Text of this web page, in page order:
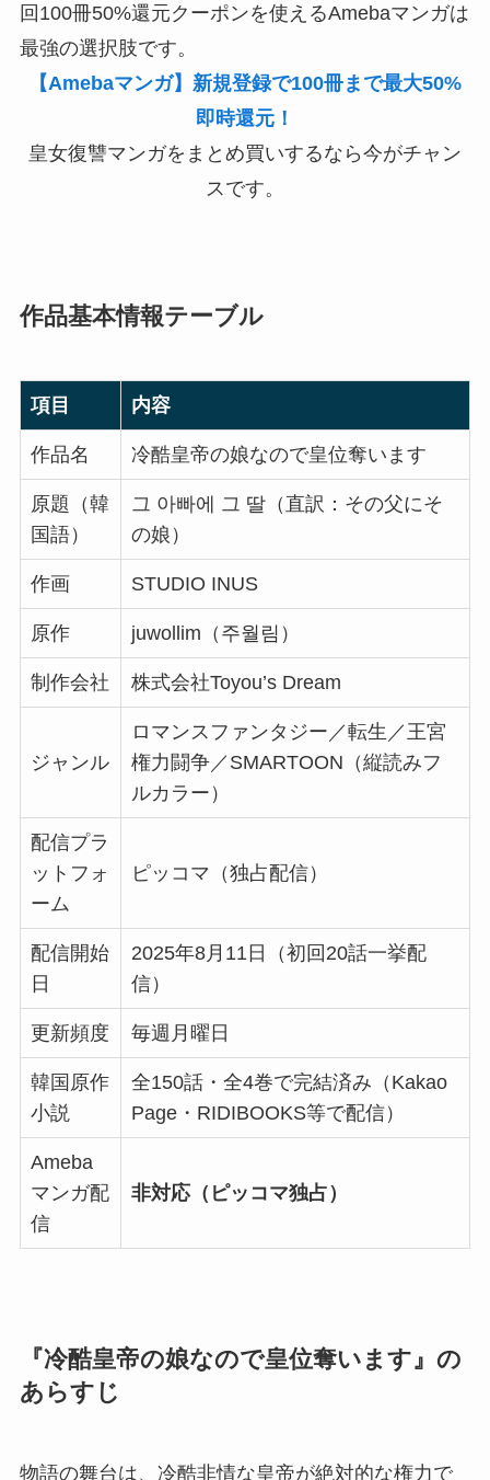
回100冊50%還元クーポンを使えるAmebaマンガは
最強の選択肢です。
【Amebaマンガ】新規登録で100冊まで最大50%
即時還元！
皇女復讐マンガをまとめ買いするなら今がチャン
スです。
作品基本情報テーブル
項目 内容
作品名 冷酷皇帝の娘なので皇位奪います
原題（韓
国語）
그 아빠에 그 딸（直訳：その父にそ
の娘）
作画 STUDIO INUS
原作 juwollim（주월림）
制作会社 株式会社Toyou’s Dream
ジャンル
ロマンスファンタジー／転生／王宮
権力闘争／SMARTOON（縦読みフ
ルカラー）
配信プラ
ットフォ
ーム
ピッコマ（独占配信）
配信開始
日
2025年8月11日（初回20話一挙配
信）
更新頻度 毎週月曜日
韓国原作
小説
全150話・全4巻で完結済み（Kakao
Page・RIDIBOOKS等で配信）
Ameba
マンガ配
信
非対応（ピッコマ独占）
『冷酷皇帝の娘なので皇位奪います』の
あらすじ
物語の舞台は、冷酷非情な皇帝が絶対的な権力で